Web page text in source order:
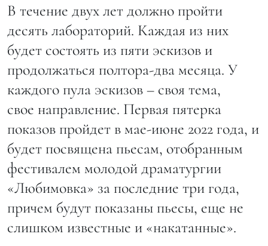
В течение двух лет должно пройти
десять лабораторий. Каждая из них
будет состоять из пяти эскизов и
продолжаться полтора-два месяца. У
каждого пула эскизов – своя тема,
свое направление. Первая пятерка
показов пройдет в мае-июне 2022 года, и
будет посвящена пьесам, отобранным
фестивалем молодой драматургии
«Любимовка» за последние три года,
причем будут показаны пьесы, еще не
слишком известные и «накатанные».